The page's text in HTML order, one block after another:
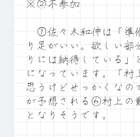
※②不参加
①佐々木和伸は「準
り足がいい。欲しい
りには納得している」
になっています。「村
思うけどせっかくなの
が予想される⑥村上の
となりそうです。